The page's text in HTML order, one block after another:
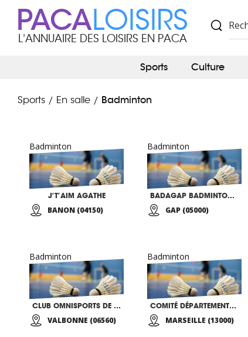
PACALOISIRS
L'ANNUAIRE DES LOISIRS EN PACA
Sports Culture
Sports / En salle / Badminton
Badminton
J’T’AIM AGATHE
BANON (04150)
Badminton
BADAGAP BADMINTON CLUB GAPENCAIS
GAP (05000)
Badminton
CLUB OMNISPORTS DE VALBONNE
VALBONNE (06560)
Badminton
COMITÉ DÉPARTEMENTAL 13 DE BADMINTON
MARSEILLE (13000)